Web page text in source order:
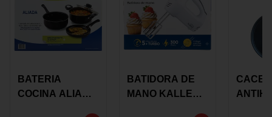
BATERIA
COCINA ALIADA
BATIDORA DE
MANO KALLEY